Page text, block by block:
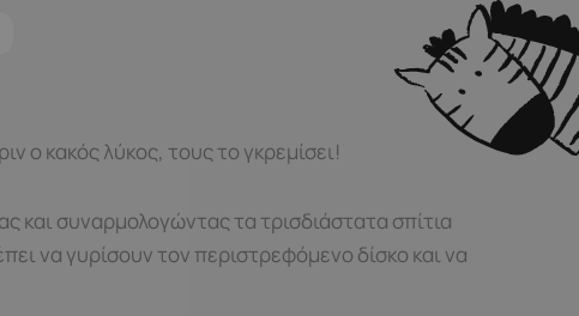
ο κακός λύκος, τους το γκρεμίσει!
και συναρμολογώντας τα τρισδιάστατα σπίτια
να γυρίσουν τον περιστρεφόμενο δίσκο και να